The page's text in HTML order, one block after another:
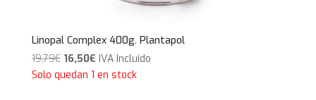
Linopal Complex 400g. Plantapol
19,79€ El
precio
16,50€El
precio
IVA Incluido
Solo quedan 1 en stock